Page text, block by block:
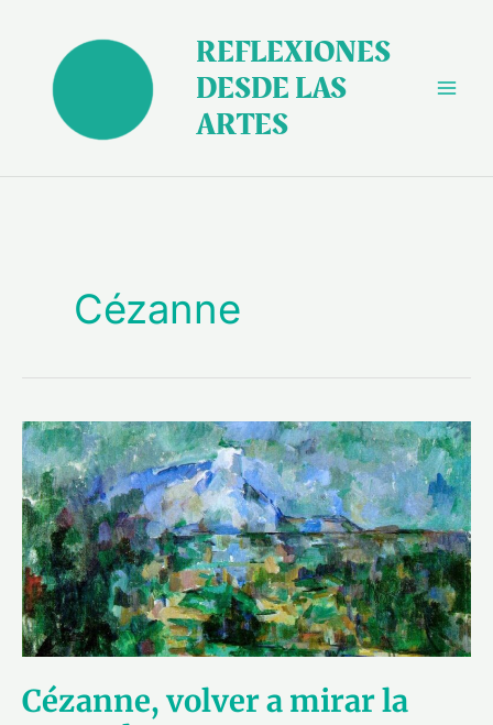
contenido
REFLEXIONES
DESDE LAS
ARTES
Cézanne
Cézanne, volver a mirar la
Cézanne,
volver
a
mirar
la
naturaleza